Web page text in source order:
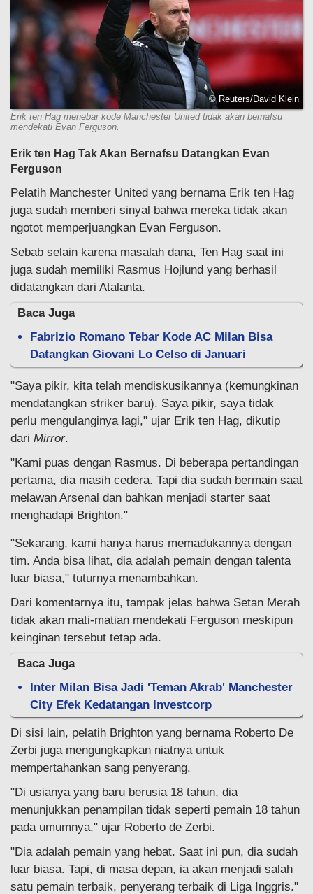
© Reuters/David Klein
Erik ten Hag menebar kode Manchester United tidak akan bernafsu
mendekati Evan Ferguson.
Erik ten Hag Tak Akan Bernafsu Datangkan Evan
Ferguson
Pelatih Manchester United yang bernama Erik ten Hag
juga sudah memberi sinyal bahwa mereka tidak akan
ngotot memperjuangkan Evan Ferguson.
Sebab selain karena masalah dana, Ten Hag saat ini
juga sudah memiliki Rasmus Hojlund yang berhasil
didatangkan dari Atalanta.
Baca Juga
Fabrizio Romano Tebar Kode AC Milan Bisa
Datangkan Giovani Lo Celso di Januari
"Saya pikir, kita telah mendiskusikannya (kemungkinan
mendatangkan striker baru). Saya pikir, saya tidak
perlu mengulanginya lagi," ujar Erik ten Hag, dikutip
dari Mirror.
"Kami puas dengan Rasmus. Di beberapa pertandingan
pertama, dia masih cedera. Tapi dia sudah bermain saat
melawan Arsenal dan bahkan menjadi starter saat
menghadapi Brighton."
"Sekarang, kami hanya harus memadukannya dengan
tim. Anda bisa lihat, dia adalah pemain dengan talenta
luar biasa," tuturnya menambahkan.
Dari komentarnya itu, tampak jelas bahwa Setan Merah
tidak akan mati-matian mendekati Ferguson meskipun
keinginan tersebut tetap ada.
Baca Juga
Inter Milan Bisa Jadi 'Teman Akrab' Manchester
City Efek Kedatangan Investcorp
Di sisi lain, pelatih Brighton yang bernama Roberto De
Zerbi juga mengungkapkan niatnya untuk
mempertahankan sang penyerang.
"Di usianya yang baru berusia 18 tahun, dia
menunjukkan penampilan tidak seperti pemain 18 tahun
pada umumnya," ujar Roberto de Zerbi.
"Dia adalah pemain yang hebat. Saat ini pun, dia sudah
luar biasa. Tapi, di masa depan, ia akan menjadi salah
satu pemain terbaik, penyerang terbaik di Liga Inggris."